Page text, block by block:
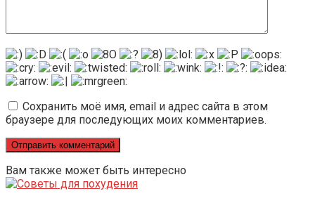
Сохранить моё имя, email и адрес сайта в этом
браузере для последующих моих комментариев.
Вам также может быть интересно